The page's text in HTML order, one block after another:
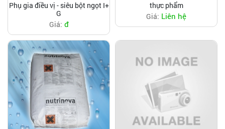
Phụ gia điều vị - siêu bột ngọt I+
G
Giá: đ
thực phẩm
Giá: Liên hệ